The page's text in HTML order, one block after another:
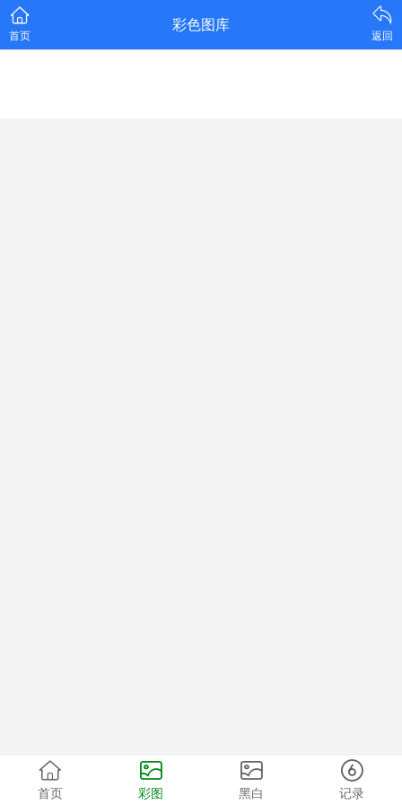
首页
彩色图库
返回
首页 彩图 黑白 记录